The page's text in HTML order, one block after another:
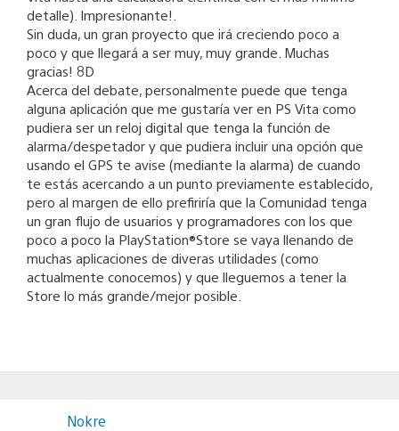
detalle). Impresionante!.
Sin duda, un gran proyecto que irá creciendo poco a
poco y que llegará a ser muy, muy grande. Muchas
gracias! 8D
Acerca del debate, personalmente puede que tenga
alguna aplicación que me gustaría ver en PS Vita como
pudiera ser un reloj digital que tenga la función de
alarma/despetador y que pudiera incluir una opción que
usando el GPS te avise (mediante la alarma) de cuando
te estás acercando a un punto previamente establecido,
pero al margen de ello prefiriría que la Comunidad tenga
un gran flujo de usuarios y programadores con los que
poco a poco la PlayStation®Store se vaya llenando de
muchas aplicaciones de diveras utilidades (como
actualmente conocemos) y que lleguemos a tener la
Store lo más grande/mejor posible.
Nokre